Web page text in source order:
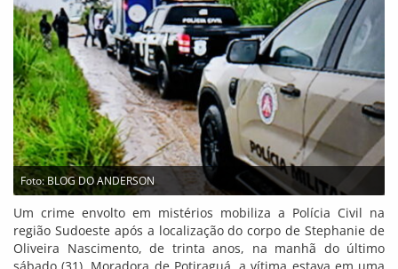
Foto: BLOG DO ANDERSON
Um crime envolto em mistérios mobiliza a Polícia Civil na
região Sudoeste após a localização do corpo de Stephanie de
Oliveira Nascimento, de trinta anos, na manhã do último